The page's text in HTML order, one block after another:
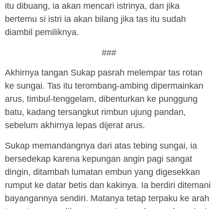
itu dibuang, ia akan mencari istrinya, dan jika
bertemu si istri ia akan bilang jika tas itu sudah
diambil pemiliknya.
###
Akhirnya tangan Sukap pasrah melempar tas rotan
ke sungai. Tas itu terombang-ambing dipermainkan
arus, timbul-tenggelam, dibenturkan ke punggung
batu, kadang tersangkut rimbun ujung pandan,
sebelum akhirnya lepas dijerat arus.
Sukap memandangnya dari atas tebing sungai, ia
bersedekap karena kepungan angin pagi sangat
dingin, ditambah lumatan embun yang digesekkan
rumput ke datar betis dan kakinya. Ia berdiri ditemani
bayangannya sendiri. Matanya tetap terpaku ke arah